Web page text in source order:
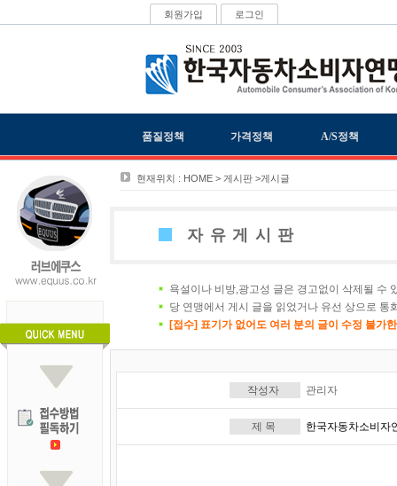
회원가입 로그인
품질정책 가격정책 A/S정책
현재위치 : HOME > 게시판 >게시글
자유게시판
욕설이나 비방,광고성 글은 경고없이 삭제될 수
당 연맹에서 게시 글을 읽었거나 유선 상으로
[접수] 표기가 없어도 여러 분의 글이 수정 불가
작성자 관리자
제 목 한국자동차소비자